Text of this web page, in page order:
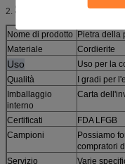
2. Specificazione
Nome di prodotto Pietra della
Materiale
Cordierite
Uso
Uso per la
Qualità
I gradi per
Imballaggio
interno
Carta
Certificati
FDA LFGB
Campioni
Possiamo
compratori
Servizio
Varie